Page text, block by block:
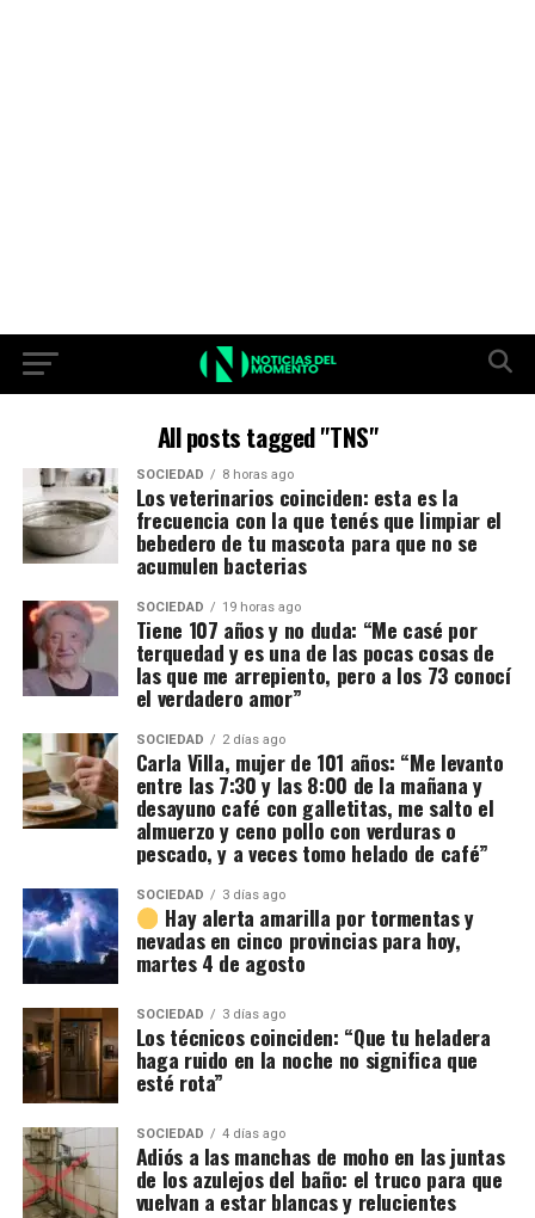
All posts tagged "TNS"
SOCIEDAD 8 horas ago
Los veterinarios coinciden: esta es la
frecuencia con la que tenés que limpiar el
bebedero de tu mascota para que no se
acumulen bacterias
SOCIEDAD 19 horas ago
Tiene 107 años y no duda: “Me casé por
terquedad y es una de las pocas cosas de
las que me arrepiento, pero a los 73 conocí
el verdadero amor”
SOCIEDAD 2 días ago
Carla Villa, mujer de 101 años: “Me levanto
entre las 7:30 y las 8:00 de la mañana y
desayuno café con galletitas, me salto el
almuerzo y ceno pollo con verduras o
pescado, y a veces tomo helado de café”
SOCIEDAD 3 días ago
Hay alerta amarilla por tormentas y
nevadas en cinco provincias para hoy,
martes 4 de agosto
SOCIEDAD 3 días ago
Los técnicos coinciden: “Que tu heladera
haga ruido en la noche no significa que
esté rota”
SOCIEDAD 4 días ago
Adiós a las manchas de moho en las juntas
de los azulejos del baño: el truco para que
vuelvan a estar blancas y relucientes